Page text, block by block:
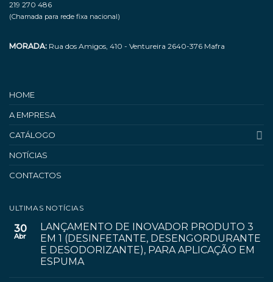
219 270 486
(Chamada para rede fixa nacional)
MORADA: Rua dos Amigos, 410 - Ventureira 2640-376 Mafra
HOME
A EMPRESA
CATÁLOGO
NOTÍCIAS
CONTACTOS
ULTIMAS NOTÍCIAS
30
Abr
LANÇAMENTO DE INOVADOR PRODUTO 3
EM 1 (DESINFETANTE, DESENGORDURANTE
E DESODORIZANTE), PARA APLICAÇÃO EM
ESPUMA